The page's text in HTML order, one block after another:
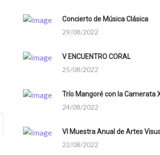
Concierto de Música Clásica
29/08/2022
V ENCUENTRO CORAL
25/08/2022
Trío Mangoré con la Camerata
24/08/2022
VI Muestra Anual de Artes
22/08/2022